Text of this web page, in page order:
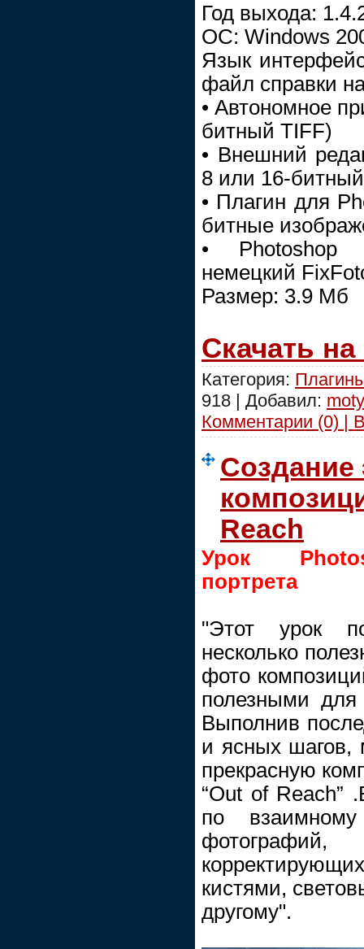
Год выхода:
ОС: Windows
Язык
файл справки
• Автономное
битный TIFF)
• Внешний
8 или 16-
• Плагин для
битные
• Photoshop
немецкий
Размер: 3.9 Мб
Скачать
Категория:
918 | Добавил:
Комментарии (0) |
Создание
Reach
Урок
портрета
"Этот урок
несколько
фото
полезными
Выполнив
и ясных шагов,
прекрасную
“Out of Reach”
по
кистями,
другому".